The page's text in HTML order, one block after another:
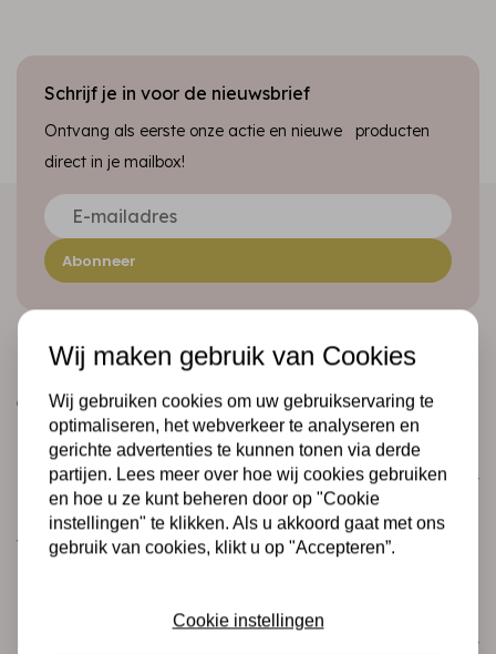
Schrijf je in voor de nieuwsbrief
Ontvang als eerste onze actie en nieuwe producten
direct in je mailbox!
Abonneer
Klantenservice
Informatie
Verzending en retourneren
Wij maken gebruik van Cookies
Wij gebruiken cookies om uw gebruikservaring te
optimaliseren, het webverkeer te analyseren en
gerichte advertenties te kunnen tonen via derde
partijen. Lees meer over hoe wij cookies gebruiken
en hoe u ze kunt beheren door op "Cookie
instellingen" te klikken. Als u akkoord gaat met ons
gebruik van cookies, klikt u op "Accepteren”.
Cookie instellingen